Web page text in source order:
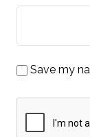
Save my